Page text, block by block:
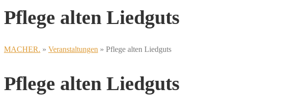
Pflege alten Liedguts
MACHER. » Veranstaltungen » Pflege alten Liedguts
Pflege alten Liedguts